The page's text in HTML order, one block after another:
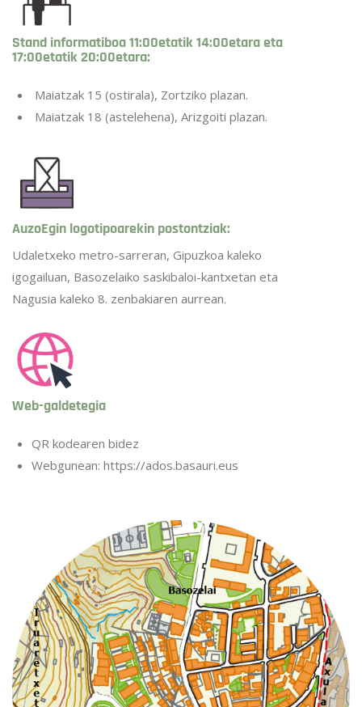
Stand informatiboa 11:00etatik 14:00etara eta
17:00etatik 20:00etara:
Maiatzak 15 (ostirala), Zortziko plazan.
Maiatzak 18 (astelehena), Arizgoiti plazan.
AuzoEgin logotipoarekin postontziak:
Udaletxeko metro-sarreran, Gipuzkoa kaleko
igogailuan, Basozelaiko saskibaloi-kantxetan eta
Nagusia kaleko 8. zenbakiaren aurrean.
Web-galdetegia
QR kodearen bidez
Webgunean: https://ados.basauri.eus